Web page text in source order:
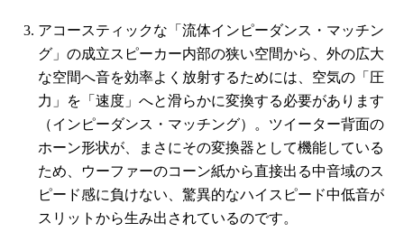
アコースティックな「流体インピーダンス・マッチン
グ」の成立スピーカー内部の狭い空間から、外の広大
な空間へ音を効率よく放射するためには、空気の「圧
力」を「速度」へと滑らかに変換する必要があります
（インピーダンス・マッチング）。ツイーター背面の
ホーン形状が、まさにその変換器として機能している
ため、ウーファーのコーン紙から直接出る中音域のス
ピード感に負けない、驚異的なハイスピード中低音が
スリットから生み出されているのです。